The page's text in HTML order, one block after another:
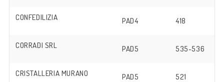
CONFEDILIZIA PAD4 418
CORRADI SRL PAD5 535-536
CRISTALLERIA MURANO PAD5 521